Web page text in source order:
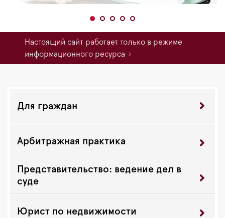
Настоящий сайт работает только в режиме
информационного ресурса
Для граждан
Арбитражная практика
Представительство: ведение дел в
суде
Юрист по недвижимости